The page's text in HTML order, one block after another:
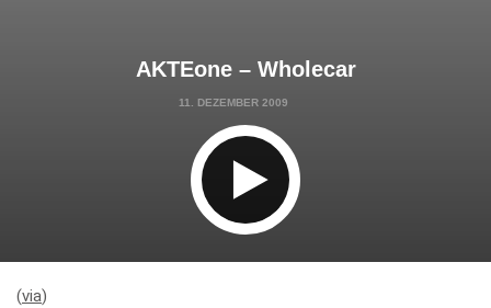
AKTEone – Wholecar
11. DEZEMBER 2009
(via)